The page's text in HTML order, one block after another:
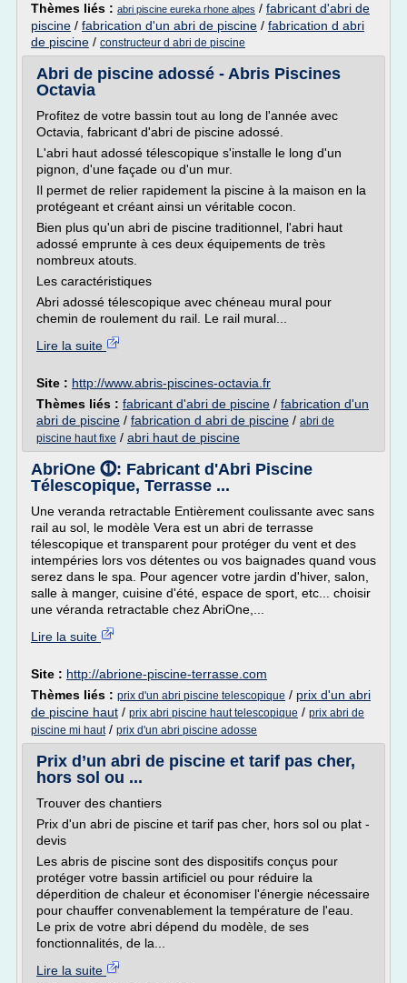
Thèmes liés : abri piscine eureka rhone alpes / fabricant d'abri de
piscine / fabrication d'un abri de piscine / fabrication d abri
de piscine / constructeur d abri de piscine
Abri de piscine adossé - Abris Piscines
Octavia
Profitez de votre bassin tout au long de l'année avec
Octavia, fabricant d'abri de piscine adossé.
L'abri haut adossé télescopique s'installe le long d'un
pignon, d'une façade ou d'un mur.
Il permet de relier rapidement la piscine à la maison en la
protégeant et créant ainsi un véritable cocon.
Bien plus qu'un abri de piscine traditionnel, l'abri haut
adossé emprunte à ces deux équipements de très
nombreux atouts.
Les caractéristiques
Abri adossé télescopique avec chéneau mural pour
chemin de roulement du rail. Le rail mural...
Lire la suite
Site : http://www.abris-piscines-octavia.fr
Thèmes liés : fabricant d'abri de piscine / fabrication d'un
abri de piscine / fabrication d abri de piscine / abri de
piscine haut fixe / abri haut de piscine
AbriOne ⓵: Fabricant d'Abri Piscine
Télescopique, Terrasse ...
Une veranda retractable Entièrement coulissante avec sans
rail au sol, le modèle Vera est un abri de terrasse
télescopique et transparent pour protéger du vent et des
intempéries lors vos détentes ou vos baignades quand vous
serez dans le spa. Pour agencer votre jardin d'hiver, salon,
salle à manger, cuisine d'été, espace de sport, etc... choisir
une véranda retractable chez AbriOne,...
Lire la suite
Site : http://abrione-piscine-terrasse.com
Thèmes liés : prix d'un abri piscine telescopique / prix d'un abri
de piscine haut / prix abri piscine haut telescopique / prix abri de
piscine mi haut/ prix d'un abri piscine adosse
Prix d’un abri de piscine et tarif pas cher,
hors sol ou ...
Trouver des chantiers
Prix d'un abri de piscine et tarif pas cher, hors sol ou plat -
devis
Les abris de piscine sont des dispositifs conçus pour
protéger votre bassin artificiel ou pour réduire la
déperdition de chaleur et économiser l'énergie nécessaire
pour chauffer convenablement la température de l'eau.
Le prix de votre abri dépend du modèle, de ses
fonctionnalités, de la...
Lire la suite